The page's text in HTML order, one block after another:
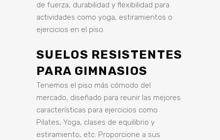
de fuerza, durabilidad y flexibilidad para
actividades como yoga, estiramientos o
ejercicios en el piso.
SUELOS RESISTENTES
PARA GIMNASIOS
Tenemos el piso más cómodo del
mercado, diseñado para reunir las mejores
características para ejercicios como
Pilates, Yoga, clases de equilibrio y
estiramiento, etc. Proporcione a sus